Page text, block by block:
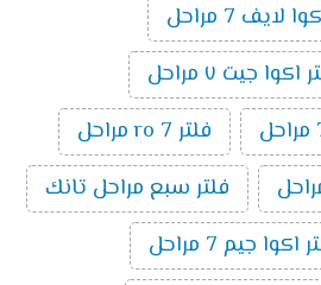
لايف 7 مراحل
جيت ٧ مراحل
فلتر ro 7 مراحل
فلتر سبع مراحل تانك
جيم 7 مراحل